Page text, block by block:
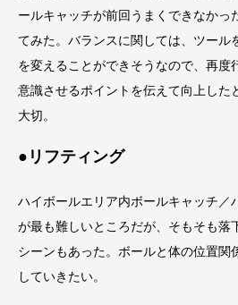
ールキャッチが前回うまくできなかっ
てみた。バランスに関しては、ツール
を変えることができそうなので、再度
意識させるポイントを伝えて向上した
大切。
●リフティング
ハイボールエリア内ボールキャッチ／
が最も難しいところだが、そもそも落
シーンもあった。ボールと体の位置関
していきたい。